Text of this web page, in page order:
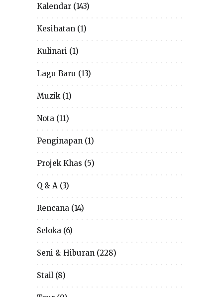
Kalendar (143)
Kesihatan (1)
Kulinari (1)
Lagu Baru (13)
Muzik (1)
Nota (11)
Penginapan (1)
Projek Khas (5)
Q & A (3)
Rencana (14)
Seloka (6)
Seni & Hiburan (228)
Stail (8)